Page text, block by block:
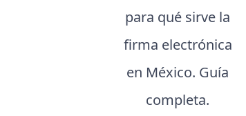
para qué sirve la
firma electrónica
en México. Guía
completa.